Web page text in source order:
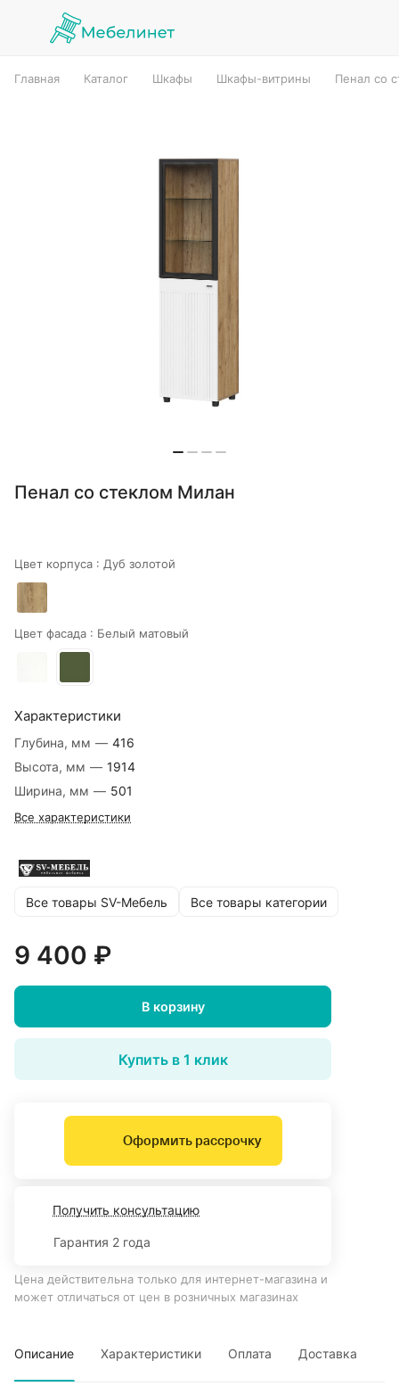
Главная Каталог Шкафы Шкафы-витрины Пенал со
Пенал со стеклом Милан
Цвет корпуса : Дуб золотой
Цвет фасада : Белый матовый
Характеристики
Глубина, мм — 416
Высота, мм — 1914
Ширина, мм — 501
Все характеристики
Все товары SV-Мебель Все товары категории
9 400 ₽
В корзину
Купить в 1 клик
Оформить рассрочку
Получить консультацию
Гарантия 2 года
Цена действительна только для интернет-магазина и
может отличаться от цен в розничных магазинах
Описание Характеристики Оплата Доставка